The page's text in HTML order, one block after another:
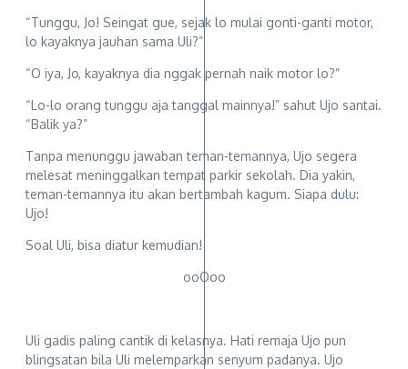
“Tunggu, Jo! Seingat gue, sejak lo mulai gonti-ganti motor,
lo kayaknya jauhan sama Uli?”
“O iya, Jo, kayaknya dia nggak pernah naik motor lo?”
“Lo-lo orang tunggu aja tanggal mainnya!” sahut Ujo santai.
“Balik ya?”
Tanpa menunggu jawaban teman-temannya, Ujo segera
melesat meninggalkan tempat parkir sekolah. Dia yakin,
teman-temannya itu akan bertambah kagum. Siapa dulu:
Ujo!
Soal Uli, bisa diatur kemudian!
ooOoo
Uli gadis paling cantik di kelasnya. Hati remaja Ujo pun
blingsatan bila Uli melemparkan senyum padanya. Ujo